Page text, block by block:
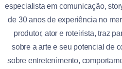
especialista em comunicação,
de 30 anos de experiência no
produtor, ator e roteirista, traz
sobre a arte e seu potencial de
sobre entretenimento,